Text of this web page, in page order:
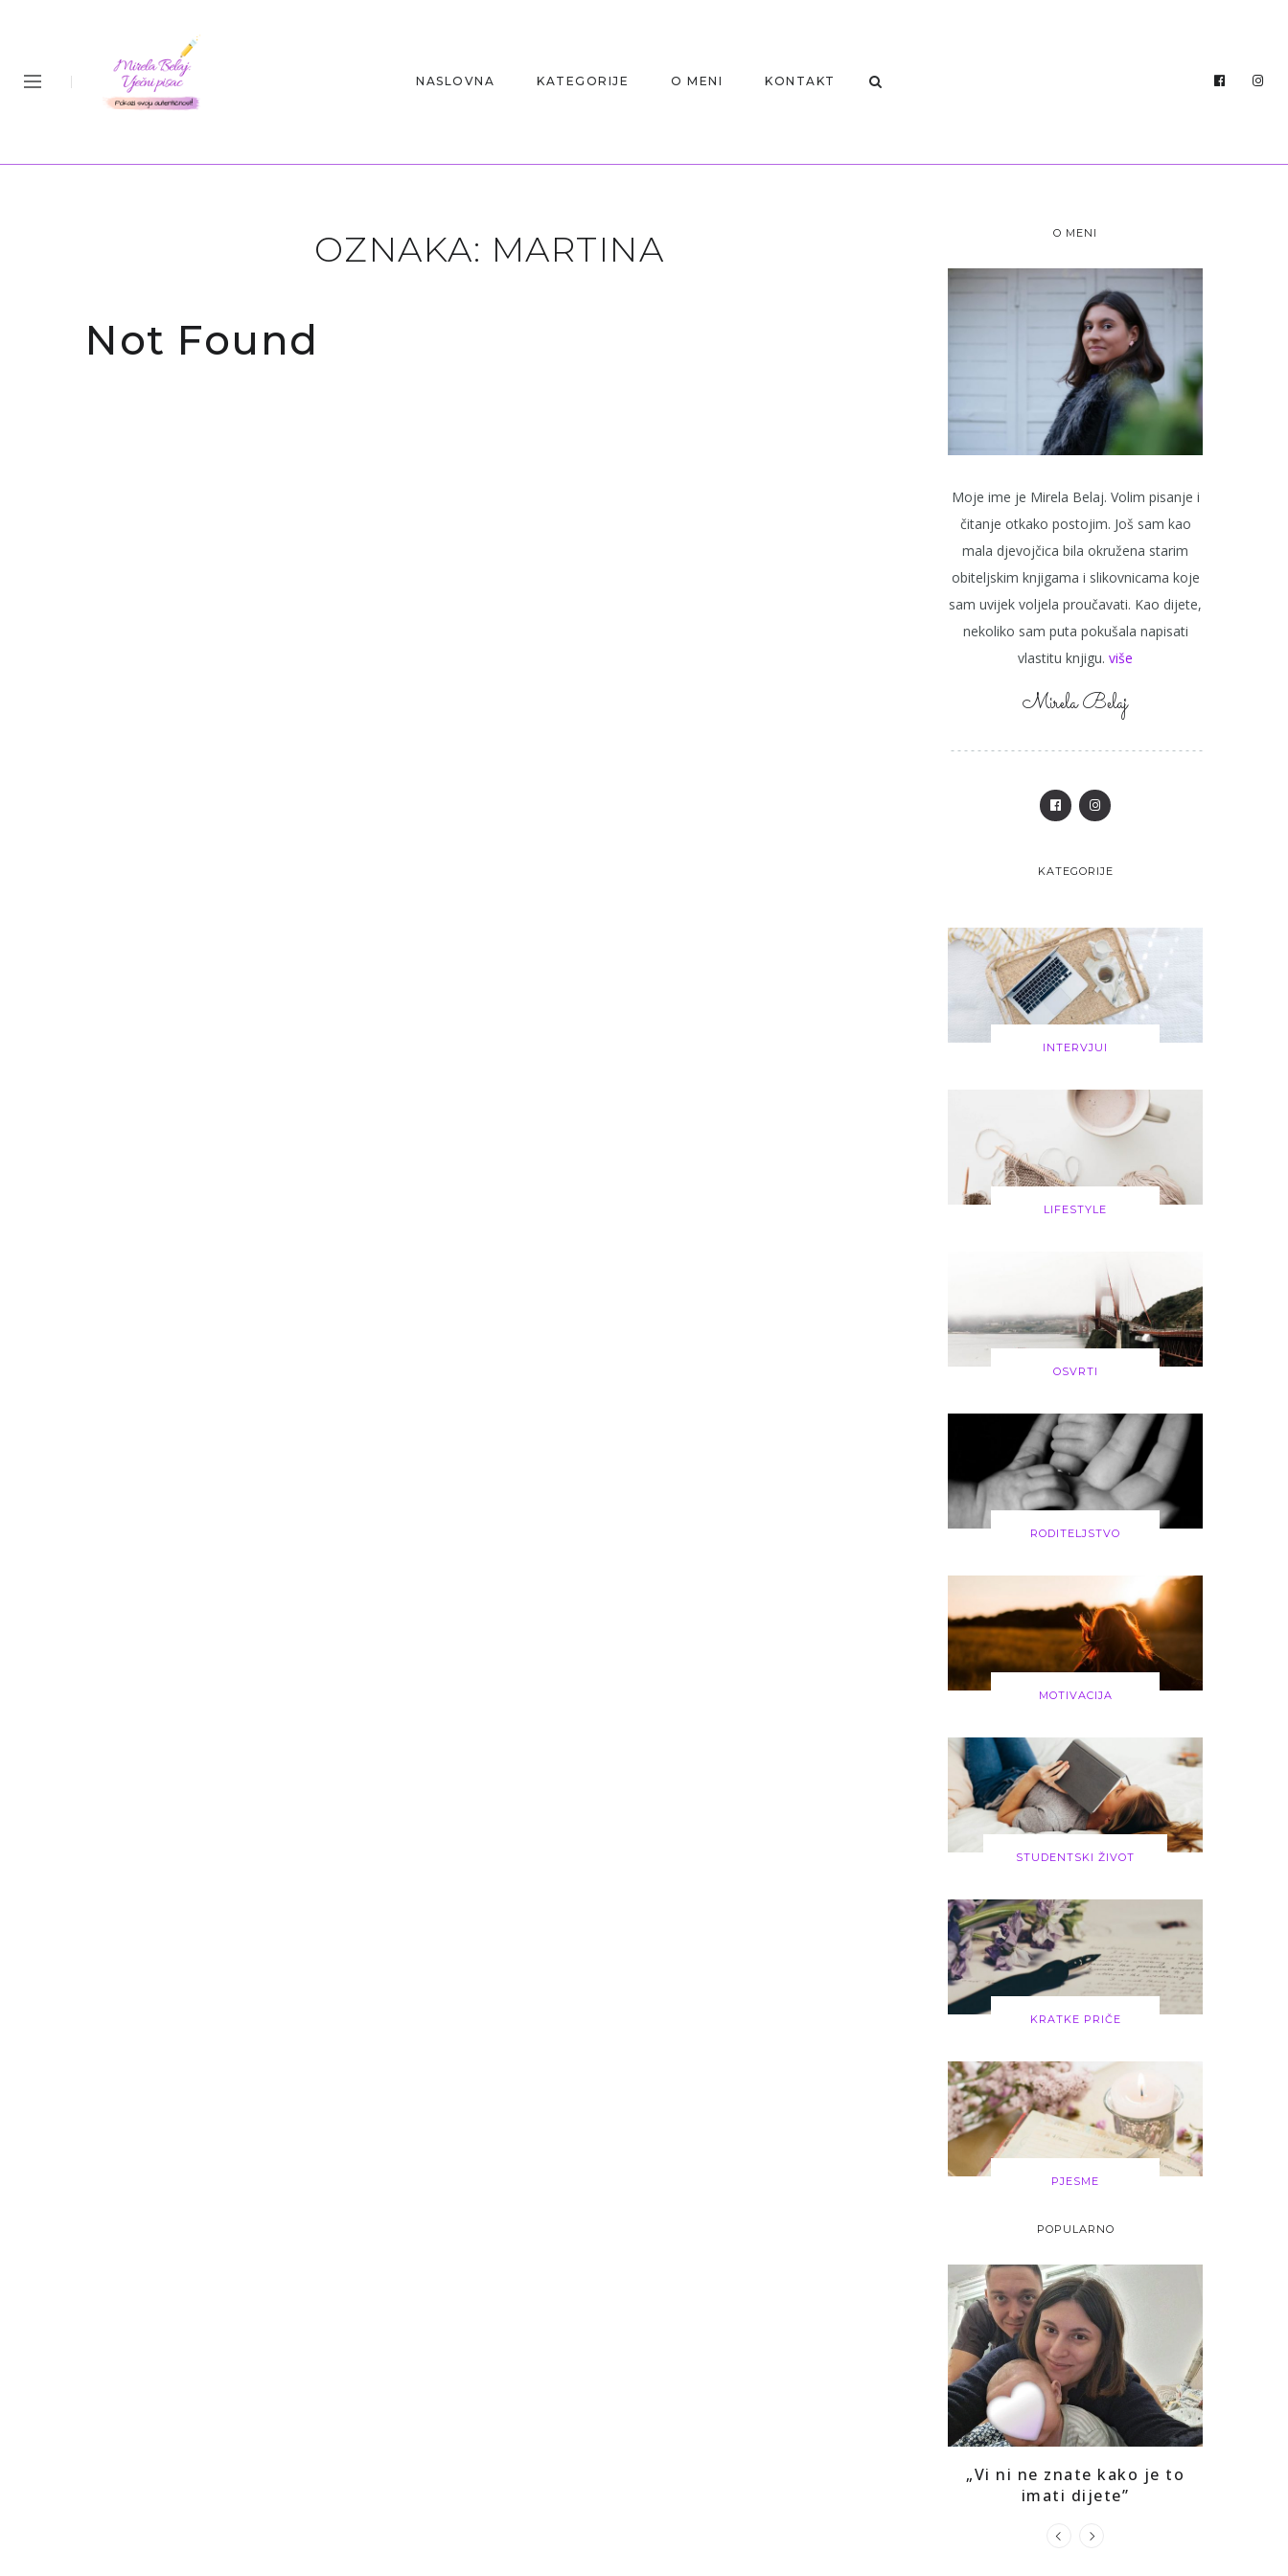
NASLOVNA KATEGORIJE O MENI KONTAKT
OZNAKA: MARTINA
Not Found
O MENI
Moje ime je Mirela Belaj. Volim pisanje i
čitanje otkako postojim. Još sam kao
mala djevojčica bila okružena starim
obiteljskim knjigama i slikovnicama koje
sam uvijek voljela proučavati. Kao dijete,
nekoliko sam puta pokušala napisati
vlastitu knjigu. više
Mirela Belaj
KATEGORIJE
INTERVJUI
LIFESTYLE
OSVRTI
RODITELJSTVO
MOTIVACIJA
STUDENTSKI ŽIVOT
KRATKE PRIČE
PJESME
POPULARNO
„Vi ni ne znate kako je to
imati dijete”